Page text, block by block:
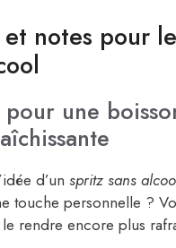
et notes pour
pour une
d’un spritz sans
touche personnelle ?
rendre encore plus